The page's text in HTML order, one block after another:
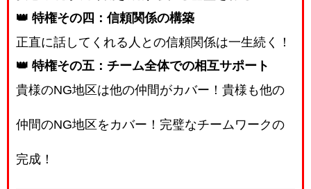
👑 特権その四：信頼関係の構築
正直に話してくれる人との信頼関係は一生続く！
👑 特権その五：チーム全体での相互サポート
貴様のNG地区は他の仲間がカバー！貴様も他の
仲間のNG地区をカバー！完璧なチームワークの
完成！